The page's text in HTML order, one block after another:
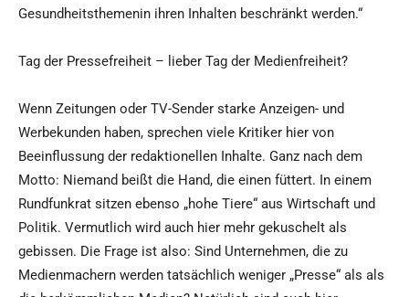
Gesundheitsthemenin ihren Inhalten beschränkt werden.“
Tag der Pressefreiheit – lieber Tag der Medienfreiheit?
Wenn Zeitungen oder TV-Sender starke Anzeigen- und
Werbekunden haben, sprechen viele Kritiker hier von
Beeinflussung der redaktionellen Inhalte. Ganz nach dem
Motto: Niemand beißt die Hand, die einen füttert. In einem
Rundfunkrat sitzen ebenso „hohe Tiere“ aus Wirtschaft und
Politik. Vermutlich wird auch hier mehr gekuschelt als
gebissen. Die Frage ist also: Sind Unternehmen, die zu
Medienmachern werden tatsächlich weniger „Presse“ als als